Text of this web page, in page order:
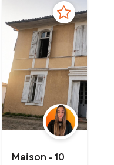
Maison - 10